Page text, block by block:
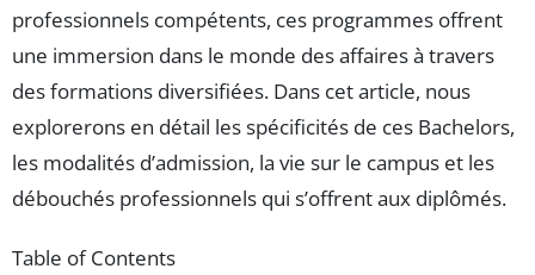
professionnels compétents, ces programmes offrent
une immersion dans le monde des affaires à travers
des formations diversifiées. Dans cet article, nous
explorerons en détail les spécificités de ces Bachelors,
les modalités d’admission, la vie sur le campus et les
débouchés professionnels qui s’offrent aux diplômés.
Table of Contents